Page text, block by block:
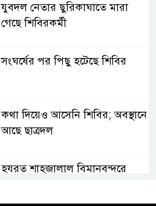
যুবদল নেতার ছুরিকাঘাতে মারা
গেছে শিবিরকর্মী
সংঘর্ষের পর পিছু হটেছে শিবির
কথা দিয়েও আসেনি শিবির; অবস্থানে
আছে ছাত্রদল
হযরত শাহজালাল বিমানবন্দরে